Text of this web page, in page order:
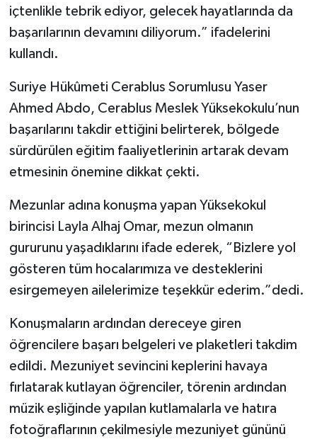
içtenlikle tebrik ediyor, gelecek hayatlarında da
başarılarının devamını diliyorum.” ifadelerini
kullandı.
Suriye Hükûmeti Cerablus Sorumlusu Yaser
Ahmed Abdo, Cerablus Meslek Yüksekokulu’nun
başarılarını takdir ettiğini belirterek, bölgede
sürdürülen eğitim faaliyetlerinin artarak devam
etmesinin önemine dikkat çekti.
Mezunlar adına konuşma yapan Yüksekokul
birincisi Layla Alhaj Omar, mezun olmanın
gururunu yaşadıklarını ifade ederek, “Bizlere yol
gösteren tüm hocalarımıza ve desteklerini
esirgemeyen ailelerimize teşekkür ederim.”dedi.
Konuşmaların ardından dereceye giren
öğrencilere başarı belgeleri ve plaketleri takdim
edildi. Mezuniyet sevincini keplerini havaya
fırlatarak kutlayan öğrenciler, törenin ardından
müzik eşliğinde yapılan kutlamalarla ve hatıra
fotoğraflarının çekilmesiyle mezuniyet gününü